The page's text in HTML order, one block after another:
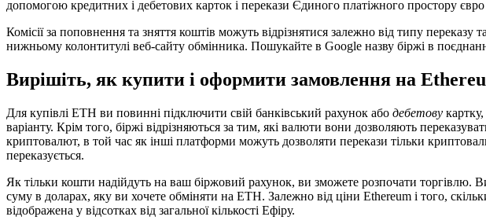
допомогою кредитних і дебетових карток і перекази Єдиного платіжного простору
Комісії за поповнення та зняття коштів можуть відрізнятися залежно від типу
нижньому колонтитулі веб-сайту обмінника. Пошукайте в Google назву біржі в
Вирішіть, як купити і оформити замовлення на
Для купівлі ETH ви повинні підключити свій банківський рахунок або дебетову
варіанту. Крім того, біржі відрізняються за тим, які валюти вони дозволяють
криптовалют, в той час як інші платформи можуть дозволяти перекази тільки
переказується.
Як тільки кошти надійдуть на ваш біржовий рахунок, ви зможете розпочати
суму в доларах, яку ви хочете обміняти на ETH. Залежно від ціни Ethereum і того,
відображена у відсотках від загальної кількості Ефіру.